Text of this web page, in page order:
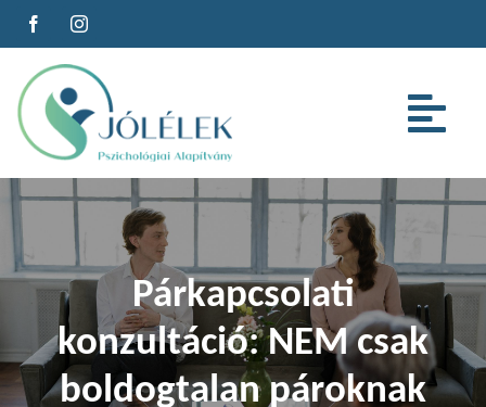
Kihagyás
Az alapítványról
Szolgáltatások
Cégeknek
Párkapcsolati
konzultáció: NEM csak
boldogtalan pároknak